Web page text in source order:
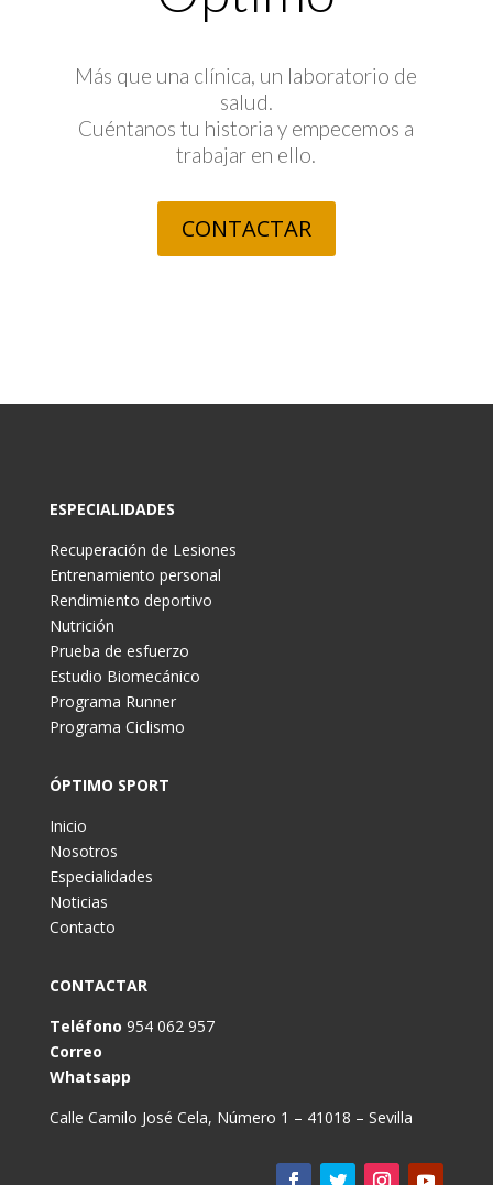
Más que una clínica, un laboratorio de
salud.
Cuéntanos tu historia y empecemos a
trabajar en ello.
CONTACTAR
ESPECIALIDADES
Recuperación de Lesiones
Entrenamiento personal
Rendimiento deportivo
Nutrición
Prueba de esfuerzo
Estudio Biomecánico
Programa Runner
Programa Ciclismo
ÓPTIMO SPORT
Inicio
Nosotros
Especialidades
Noticias
Contacto
CONTACTAR
Teléfono 954 062 957
Correo
Whatsapp
Calle Camilo José Cela, Número 1 – 41018 – Sevilla